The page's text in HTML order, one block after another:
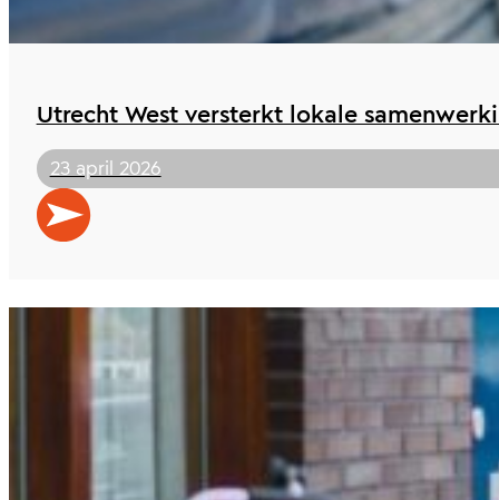
Utrecht West versterkt lokale
23 april 2026